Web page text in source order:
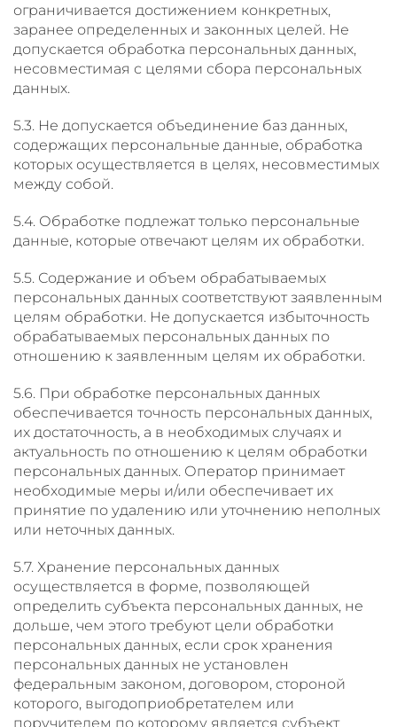
ограничивается достижением конкретных,
заранее определенных и законных целей. Не
допускается обработка персональных данных,
несовместимая с целями сбора персональных
данных.
5.3. Не допускается объединение баз данных,
содержащих персональные данные, обработка
которых осуществляется в целях, несовместимых
между собой.
5.4. Обработке подлежат только персональные
данные, которые отвечают целям их обработки.
5.5. Содержание и объем обрабатываемых
персональных данных соответствуют заявленным
целям обработки. Не допускается избыточность
обрабатываемых персональных данных по
отношению к заявленным целям их обработки.
5.6. При обработке персональных данных
обеспечивается точность персональных данных,
их достаточность, а в необходимых случаях и
актуальность по отношению к целям обработки
персональных данных. Оператор принимает
необходимые меры и/или обеспечивает их
принятие по удалению или уточнению неполных
или неточных данных.
5.7. Хранение персональных данных
осуществляется в форме, позволяющей
определить субъекта персональных данных, не
дольше, чем этого требуют цели обработки
персональных данных, если срок хранения
персональных данных не установлен
федеральным законом, договором, стороной
которого, выгодоприобретателем или
поручителем по которому является субъект